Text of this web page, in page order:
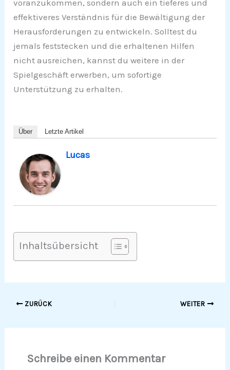
voranzukommen, sondern auch ein tieferes und
effektiveres Verständnis für die Bewältigung der
Herausforderungen zu entwickeln. Solltest du
jemals feststecken und die erhaltenen Hilfen
nicht ausreichen, kannst du weitere in der
Spielgeschäft erwerben, um sofortige
Unterstützung zu erhalten.
Über Letzte Artikel
Lucas
Inhaltsübersicht
ZURÜCK WEITER
Schreibe einen Kommentar